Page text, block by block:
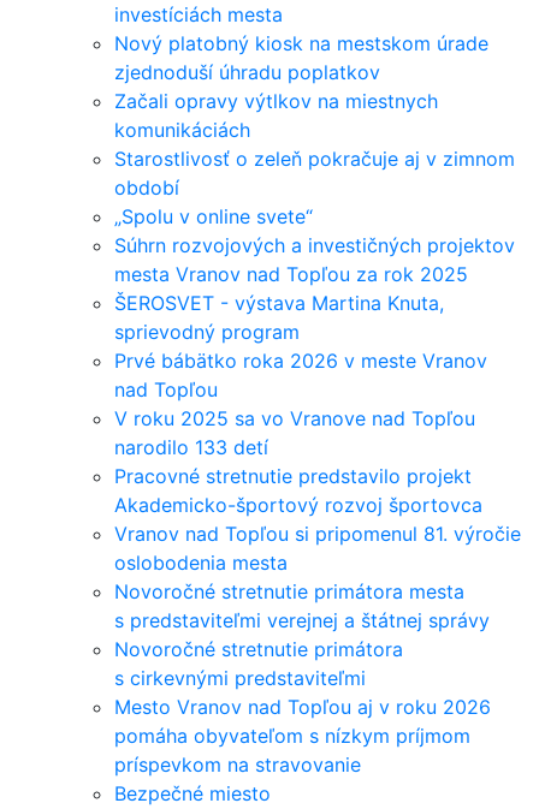
investíciách mesta
Nový platobný kiosk na mestskom úrade
zjednoduší úhradu poplatkov
Začali opravy výtlkov na miestnych
komunikáciách
Starostlivosť o zeleň pokračuje aj v zimnom
období
„Spolu v online svete“
Súhrn rozvojových a investičných projektov
mesta Vranov nad Topľou za rok 2025
ŠEROSVET - výstava Martina Knuta,
sprievodný program
Prvé bábätko roka 2026 v meste Vranov
nad Topľou
V roku 2025 sa vo Vranove nad Topľou
narodilo 133 detí
Pracovné stretnutie predstavilo projekt
Akademicko-športový rozvoj športovca
Vranov nad Topľou si pripomenul 81. výročie
oslobodenia mesta
Novoročné stretnutie primátora mesta
s predstaviteľmi verejnej a štátnej správy
Novoročné stretnutie primátora
s cirkevnými predstaviteľmi
Mesto Vranov nad Topľou aj v roku 2026
pomáha obyvateľom s nízkym príjmom
príspevkom na stravovanie
Bezpečné miesto